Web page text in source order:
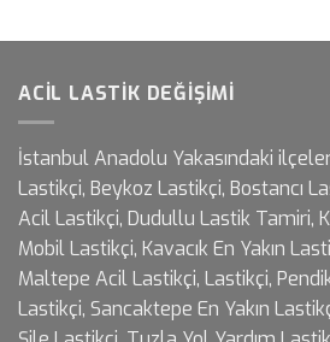
ACIL LASTIK DEĞIŞIMI
İstanbul Anadolu Yakasındaki
Lastikçi, Beykoz Lastikçi, Bostancı
Acil Lastikçi, Dudullu Lastik Tamiri,
Mobil Lastikçi, Kavacık En Yakın
Maltepe Acil Lastikçi, Lastikçi,
Lastikçi, Sancaktepe En Yakın